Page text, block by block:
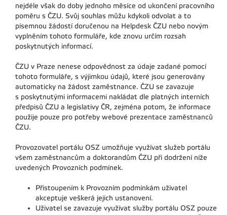
nejdéle však do doby jednoho měsíce od ukončení pracovního
poměru s ČZU. Svůj souhlas můžu kdykoli odvolat a to
písemnou žádostí doručenou na Helpdesk ČZU nebo novým
vyplněním tohoto formuláře, kde znovu určím rozsah
poskytnutých informací.
ČZU v Praze nenese odpovědnost za údaje zadané pomocí
tohoto formuláře, s výjimkou údajů, které jsou generovány
automaticky na žádost zaměstnance. ČZU se zavazuje
s poskytnutými informacemi nakládat dle platných interních
předpisů ČZU a legislativy ČR, zejména potom, že informace
použije pouze pro potřeby webové prezentace zaměstnanců
ČZU.
Provozovatel portálu OSZ umožňuje využívat služeb portálu
všem zaměstnancům a doktorandům ČZU při dodržení níže
uvedených Provozních podmínek.
Přistoupením k Provozním podmínkám uživatel
akceptuje veškerá jejich ustanovení.
Uživatel se zavazuje využívat služby portálu OSZ pouze